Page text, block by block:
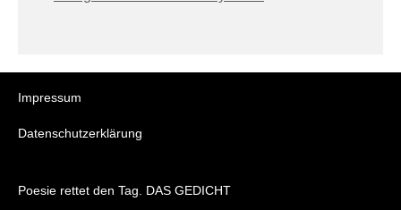
Impressum
Datenschutzerklärung
Poesie rettet den Tag. DAS GEDICHT